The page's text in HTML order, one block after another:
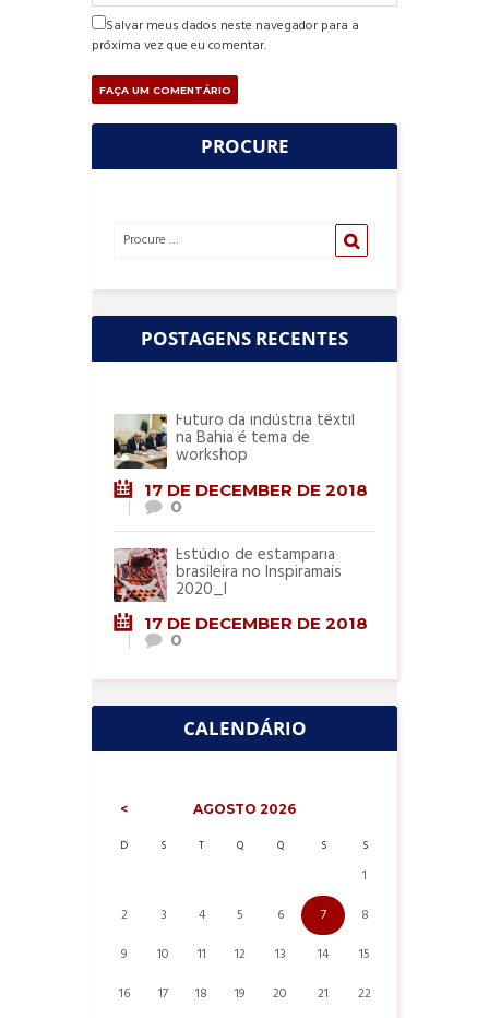
Salvar meus dados neste navegador para a
próxima vez que eu comentar.
PROCURE
POSTAGENS RECENTES
Futuro da indústria têxtil
na Bahia é tema de
workshop
17 DE DECEMBER DE 2018
0
Estúdio de estamparia
brasileira no Inspiramais
2020_I
17 DE DECEMBER DE 2018
0
CALENDÁRIO
AGOSTO 2026
D S T Q Q S S
1
2
3 4 5 6 7
8
9
10 11 12 13 14
15
16
17 18 19 20 21
22